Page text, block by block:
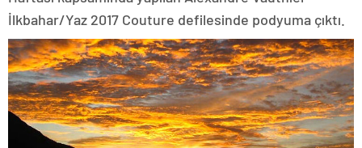
İlkbahar/Yaz 2017 Couture defilesinde podyuma çıktı.